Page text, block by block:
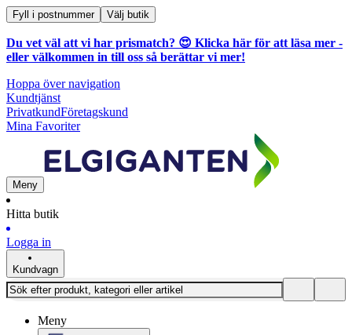
Fyll i postnummer Välj butik
Du vet väl att vi har prismatch? 😍 Klicka här för att läsa mer -
eller välkommen in till oss så berättar vi mer!
Hoppa över navigation
Kundtjänst
PrivatkundFöretagskund
Mina Favoriter
Meny
Hitta butik
Logga in
Kundvagn
Meny